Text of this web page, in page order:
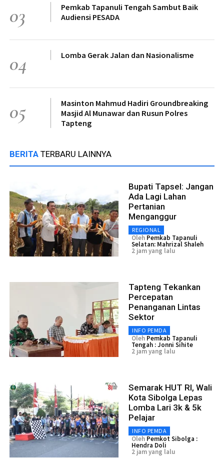
03
Pemkab Tapanuli Tengah Sambut Baik
Audiensi PESADA
04 Lomba Gerak Jalan dan Nasionalisme
05
Masinton Mahmud Hadiri Groundbreaking
Masjid Al Munawar dan Rusun Polres
Tapteng
BERITA TERBARU LAINNYA
Bupati Tapsel: Jangan
Ada Lagi Lahan
Pertanian
Menganggur
REGIONAL
Oleh Pemkab Tapanuli
Selatan: Mahrizal Shaleh
2 jam yang lalu
Tapteng Tekankan
Percepatan
Penanganan Lintas
Sektor
INFO PEMDA
Oleh Pemkab Tapanuli
Tengah : Jonni Sihite
2 jam yang lalu
Semarak HUT RI, Wali
Kota Sibolga Lepas
Lomba Lari 3k & 5k
Pelajar
INFO PEMDA
Oleh Pemkot Sibolga :
Hendra Doli
2 jam yang lalu